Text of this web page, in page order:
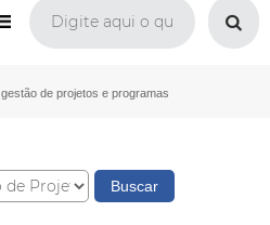
gestão de projetos e programas